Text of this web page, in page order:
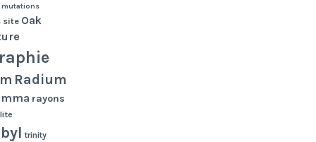
mutations
site Oak
Radium
rayons
trinity